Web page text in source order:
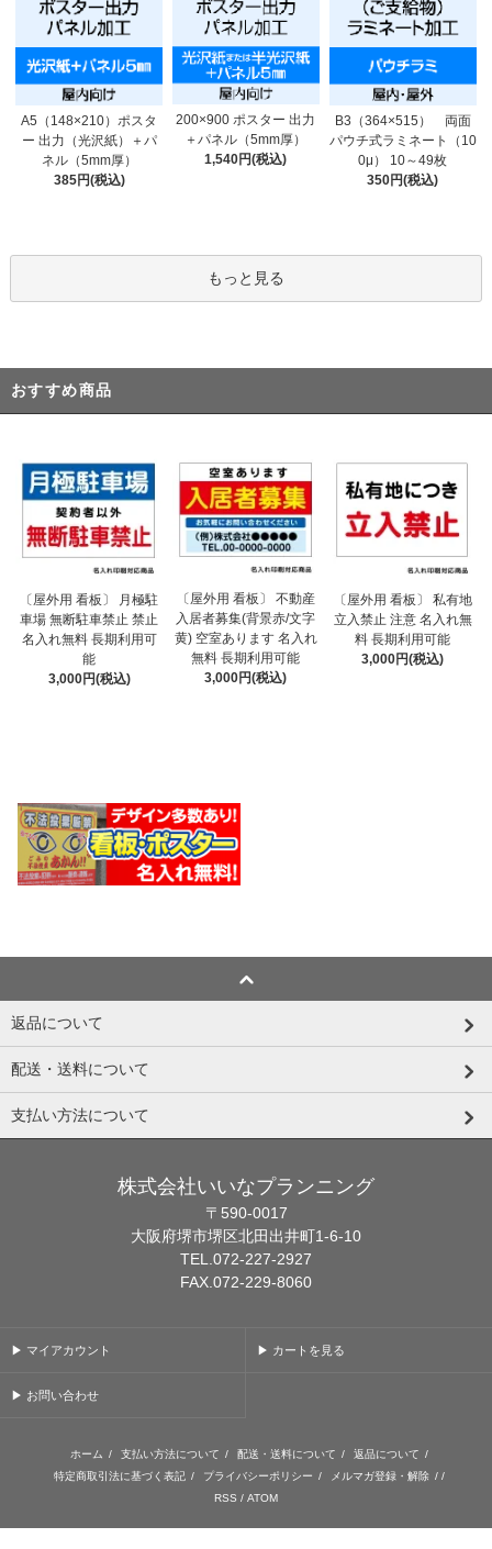
A5（148×210）ポスタ
ー 出力（光沢紙）＋パ
ネル（5mm厚）
385円(税込)
200×900 ポスター 出力
＋パネル（5mm厚）
1,540円(税込)
B3（364×515） 両面
パウチ式ラミネート（10
0μ） 10～49枚
350円(税込)
もっと見る
おすすめ商品
〔屋外用 看板〕 月極駐
車場 無断駐車禁止 禁止
名入れ無料 長期利用可
能
3,000円(税込)
〔屋外用 看板〕 不動産
入居者募集(背景赤/文字
黄) 空室あります 名入れ
無料 長期利用可能
3,000円(税込)
〔屋外用 看板〕 私有地
立入禁止 注意 名入れ無
料 長期利用可能
3,000円(税込)
返品について
配送・送料について
支払い方法について
株式会社いいなプランニング
〒590-0017
大阪府堺市堺区北田出井町1-6-10
TEL.072-227-2927
FAX.072-229-8060
▶ マイアカウント ▶ カートを見る
▶ お問い合わせ
ホーム / 支払い方法について / 配送・送料について / 返品について /
特定商取引法に基づく表記 / プライバシーポリシー / メルマガ登録・解除 / /
RSS / ATOM